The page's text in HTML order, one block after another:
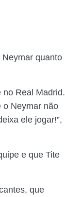
Neymar quanto
no Real Madrid.
o Neymar não
ele jogar!”,
e que Tite
que